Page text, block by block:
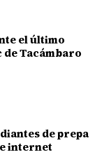
el último
Tacámbaro
de prepa
internet